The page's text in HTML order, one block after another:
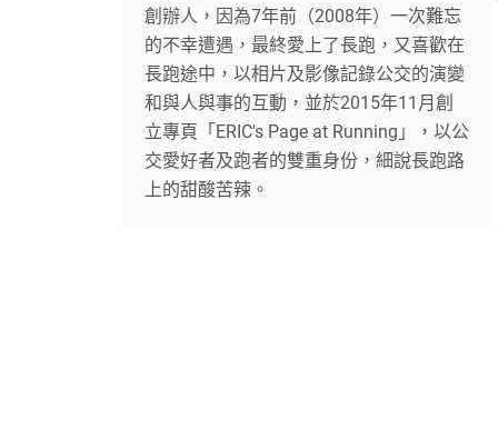
創辦人，因為7年前（2008年）一次難忘
的不幸遭遇，最終愛上了長跑，又喜歡在
長跑途中，以相片及影像記錄公交的演變
和與人與事的互動，並於2015年11月創
立專頁「ERIC's Page at Running」，以公
交愛好者及跑者的雙重身份，細說長跑路
上的甜酸苦辣。